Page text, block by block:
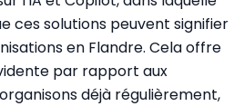
ces solutions peuvent signifier
en Flandre. Cela offre
par rapport aux
déjà régulièrement,